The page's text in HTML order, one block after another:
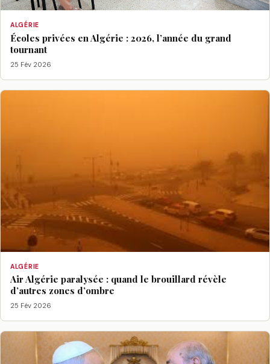
ALGÉRIE
Écoles privées en Algérie : 2026, l’année du grand
tournant
25 Fév 2026
ALGÉRIE
Air Algérie paralysée : quand le brouillard révèle
d’autres zones d’ombre
25 Fév 2026